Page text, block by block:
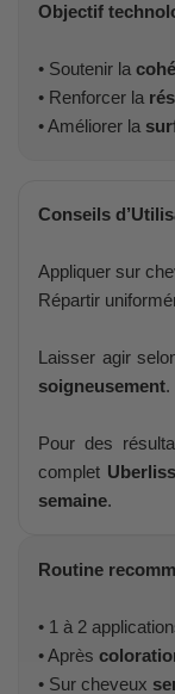
Objectif
• Soutenir la
• Renforcer la
• Améliorer la
Conseils
Appliquer sur
Répartir
Laisser agir
soigneusement.
Pour des
complet
semaine.
Routine
• 1 à 2
• Après
• Sur cheveux